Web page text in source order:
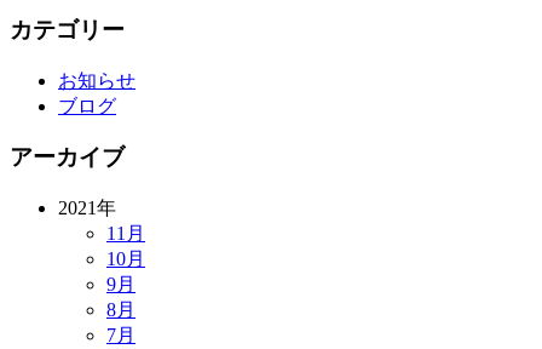
カテゴリー
お知らせ
ブログ
アーカイブ
2021年
11月
10月
9月
8月
7月